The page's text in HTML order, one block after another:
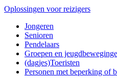
Oplossingen voor reizigers
Jongeren
Senioren
Pendelaars
Groepen en
(dagjes)Toeristen
Personen met beperking of